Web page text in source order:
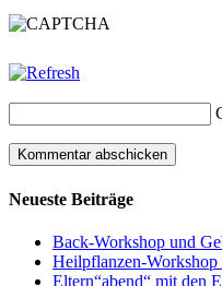
Neueste Beiträge
Back-Workshop und
Heilpflanzen-Workshop
Eltern“abend“ mit den